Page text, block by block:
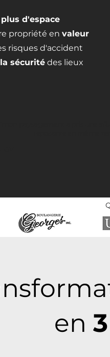
plus d'espace
propriété en valeur
risques d'accident
sécurité des lieux
en